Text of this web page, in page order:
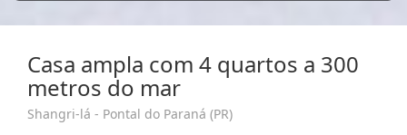
Casa ampla com 4 quartos a 300
metros do mar
Shangri-lá - Pontal do Paraná (PR)